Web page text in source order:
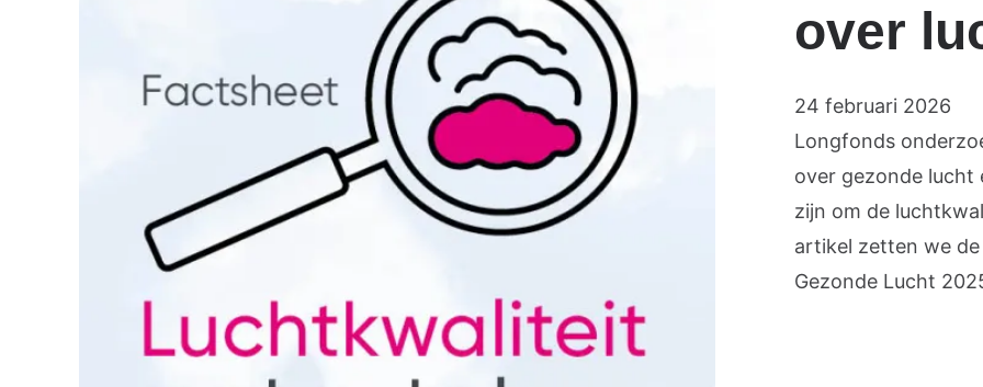
over
24 februari 2026
Longfonds
over gezonde lucht
zijn om de
artikel zetten we
Gezonde Lucht